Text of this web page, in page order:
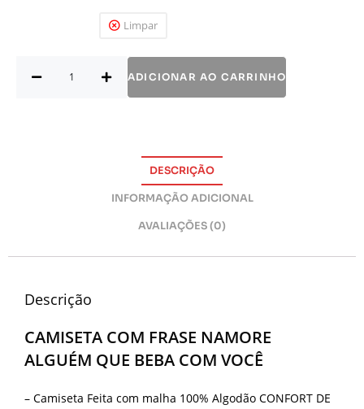
Limpar
ADICIONAR AO CARRINHO
DESCRIÇÃO
INFORMAÇÃO ADICIONAL
AVALIAÇÕES (0)
Descrição
CAMISETA COM FRASE NAMORE
ALGUÉM QUE BEBA COM VOCÊ
– Camiseta Feita com malha 100% Algodão CONFORT DE